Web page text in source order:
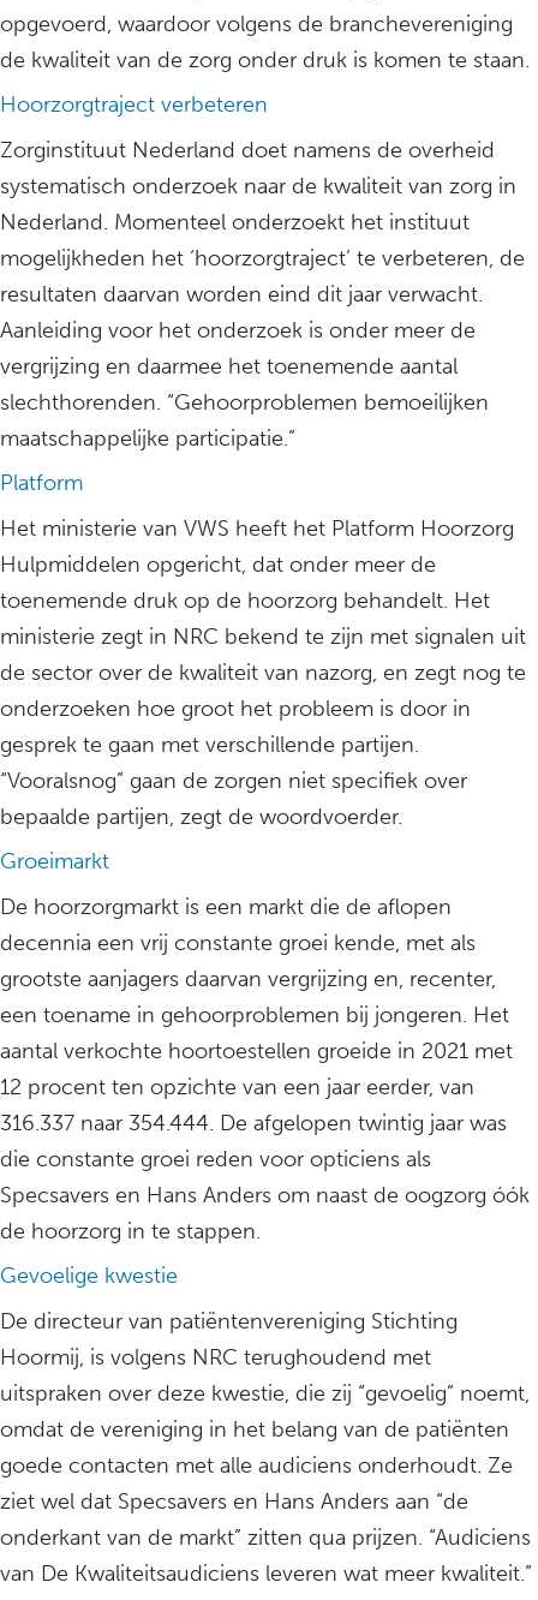
opgevoerd, waardoor volgens de branchevereniging
de kwaliteit van de zorg onder druk is komen te staan.
Hoorzorgtraject verbeteren
Zorginstituut Nederland doet namens de overheid
systematisch onderzoek naar de kwaliteit van zorg in
Nederland. Momenteel onderzoekt het instituut
mogelijkheden het ‘hoorzorgtraject’ te verbeteren, de
resultaten daarvan worden eind dit jaar verwacht.
Aanleiding voor het onderzoek is onder meer de
vergrijzing en daarmee het toenemende aantal
slechthorenden. “Gehoorproblemen bemoeilijken
maatschappelijke participatie.”
Platform
Het ministerie van VWS heeft het Platform Hoorzorg
Hulpmiddelen opgericht, dat onder meer de
toenemende druk op de hoorzorg behandelt. Het
ministerie zegt in NRC bekend te zijn met signalen uit
de sector over de kwaliteit van nazorg, en zegt nog te
onderzoeken hoe groot het probleem is door in
gesprek te gaan met verschillende partijen.
“Vooralsnog” gaan de zorgen niet specifiek over
bepaalde partijen, zegt de woordvoerder.
Groeimarkt
De hoorzorgmarkt is een markt die de aflopen
decennia een vrij constante groei kende, met als
grootste aanjagers daarvan vergrijzing en, recenter,
een toename in gehoorproblemen bij jongeren. Het
aantal verkochte hoortoestellen groeide in 2021 met
12 procent ten opzichte van een jaar eerder, van
316.337 naar 354.444. De afgelopen twintig jaar was
die constante groei reden voor opticiens als
Specsavers en Hans Anders om naast de oogzorg óók
de hoorzorg in te stappen.
Gevoelige kwestie
De directeur van patiëntenvereniging Stichting
Hoormij, is volgens NRC terughoudend met
uitspraken over deze kwestie, die zij “gevoelig” noemt,
omdat de vereniging in het belang van de patiënten
goede contacten met alle audiciens onderhoudt. Ze
ziet wel dat Specsavers en Hans Anders aan “de
onderkant van de markt” zitten qua prijzen. “Audiciens
van De Kwaliteitsaudiciens leveren wat meer kwaliteit.”